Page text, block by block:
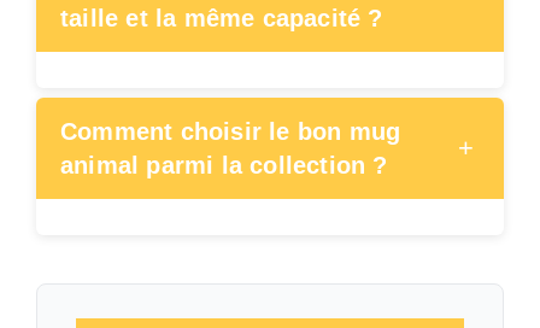
taille et la même capacité ?
Comment choisir le bon mug
animal parmi la collection ?
+